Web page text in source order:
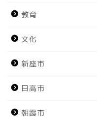
教育
文化
新座市
日高市
朝霞市